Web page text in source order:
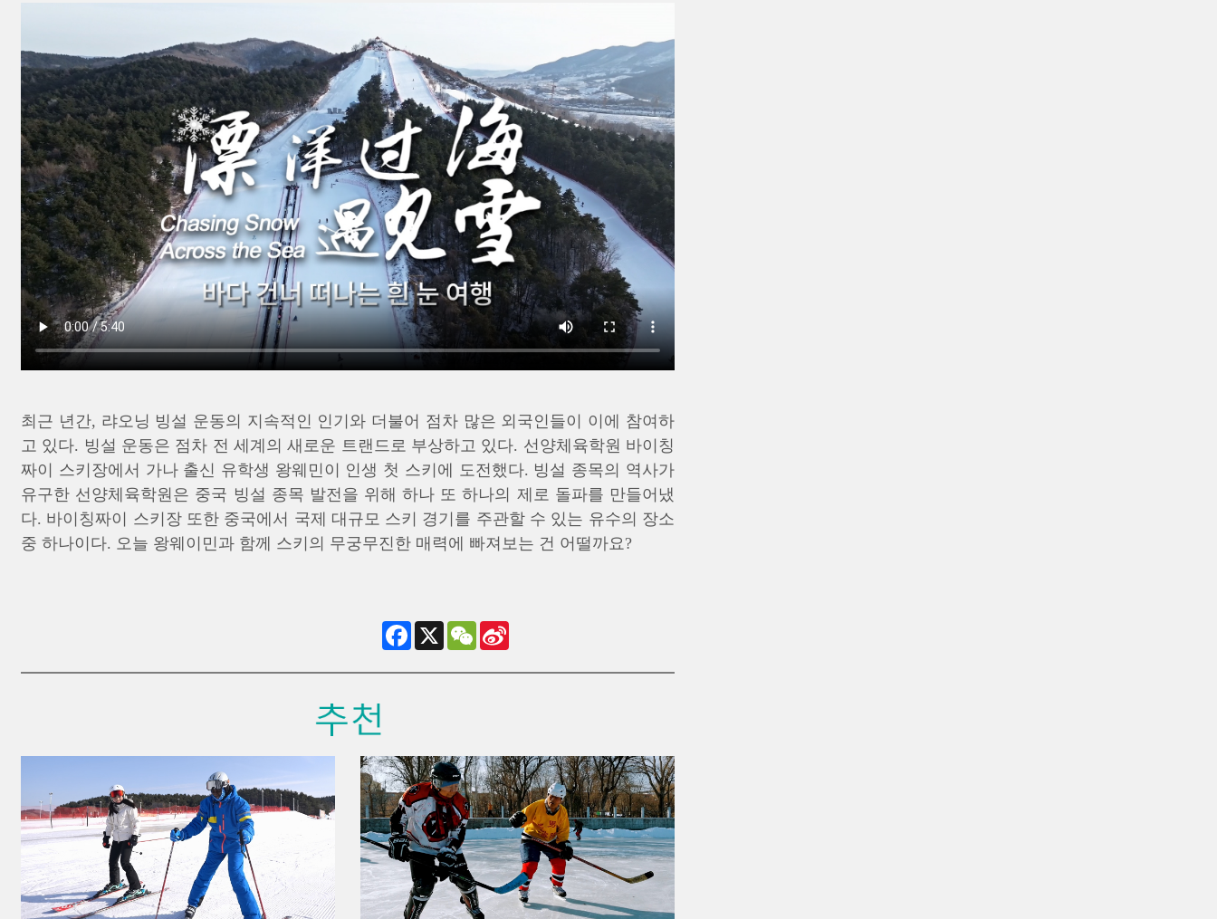
최근 년간, 랴오닝 빙설 운동의 지속적인 인기와 더불어 점차 많은 외국인들이 이에 참여하
고 있다. 빙설 운동은 점차 전 세계의 새로운 트랜드로 부상하고 있다. 선양체육학원 바이칭
짜이 스키장에서 가나 출신 유학생 왕웨민이 인생 첫 스키에 도전했다. 빙설 종목의 역사가
유구한 선양체육학원은 중국 빙설 종목 발전을 위해 하나 또 하나의 제로 돌파를 만들어냈
다. 바이칭짜이 스키장 또한 중국에서 국제 대규모 스키 경기를 주관할 수 있는 유수의 장소
중 하나이다. 오늘 왕웨이민과 함께 스키의 무궁무진한 매력에 빠져보는 건 어떨까요?
Facebook
X WeChat